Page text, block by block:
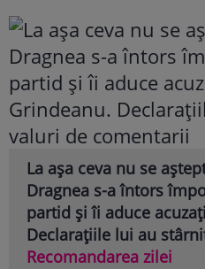
La așa ceva nu se
Dragnea s-a întors
partid și îi aduce
Declarațiile lui au
Recomandarea zilei